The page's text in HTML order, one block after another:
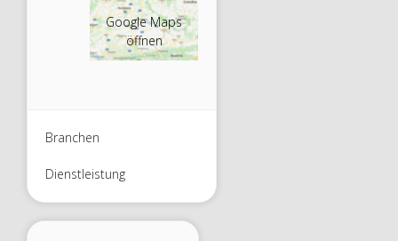
Google Maps
öffnen
Branchen
Dienstleistung